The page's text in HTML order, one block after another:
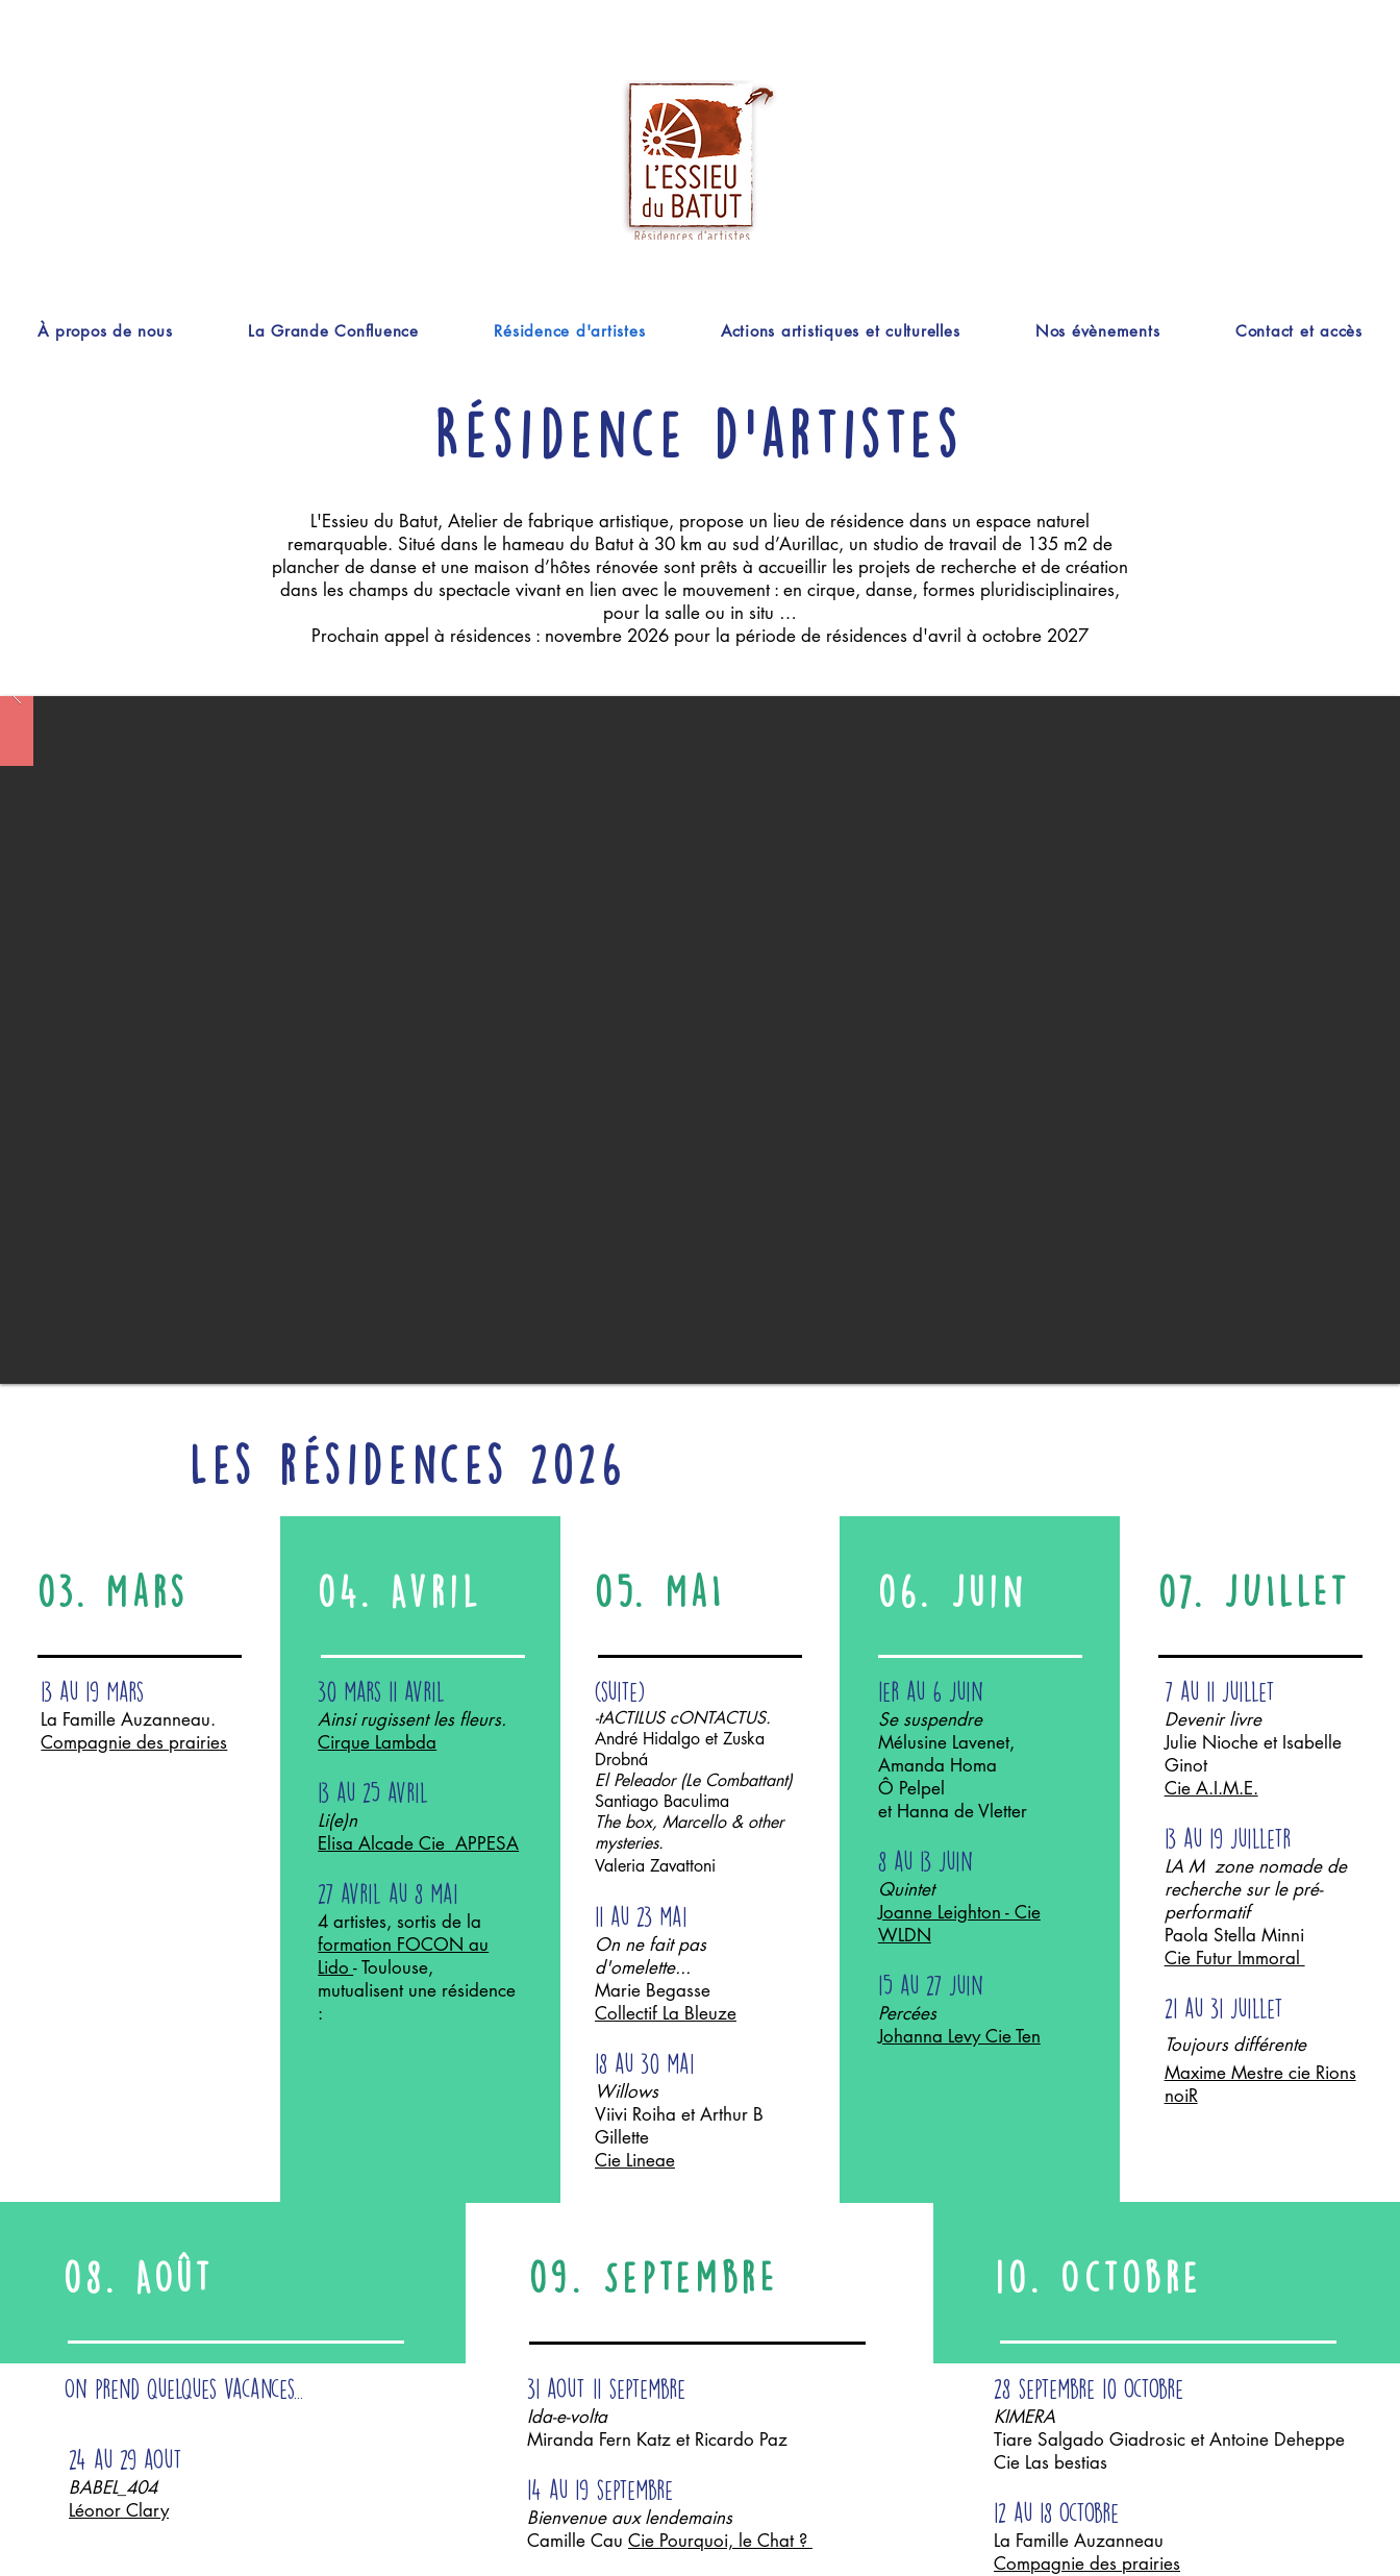
À propos de nous La Grande Confluence Résidence d'artistes Actions artistiques et culturelles Nos évènements Contact et accès
Résidence d'artistes
L'Essieu du Batut, Atelier de fabrique artistique, propose un lieu de résidence dans un espace naturel
remarquable. Situé dans le hameau du Batut à 30 km au sud d’Aurillac, un studio de travail de 135 m2 de
plancher de danse et une maison d’hôtes rénovée sont prêts à accueillir les projets de recherche et de création
dans les champs du spectacle vivant en lien avec le mouvement : en cirque, danse, formes pluridisciplinaires,
pour la salle ou in situ …
Prochain appel à résidences : novembre 2026 pour la période de résidences d'avril à octobre 2027
Les résidences 2026
03. Mars
13 au 19 Mars
La Famille Auzanneau.
Compagnie des prairies
04. Avril
30 mars 11 avril
Ainsi rugissent les fleurs.
Cirque Lambda
13 au 25 avril
Li(e)n
Elisa Alcade Cie APPESA
27 avril au 8 mai
4 artistes, sortis de la
formation FOCON au
Lido- Toulouse,
mutualisent une résidence
:
05. MaI
​(suite)
-tACTILUS cONTACTUS.
André Hidalgo et Zuska
Drobná
El Peleador (Le Combattant)
Santiago Baculima
The box, Marcello & other
mysteries.
​Valeria Zavattoni
11 au 23 mai
On ne fait pas
d'omelette...
Marie Begasse
Collectif La Bleuze
18 au 30 mai
Willows
Viivi Roiha et Arthur B
Gillette
Cie Lineae
06. Juin
1er au 6 juin
Se suspendre
Mélusine Lavenet,
Amanda Homa
​Ô Pelpel​
et Hanna de Vletter
8 au 13 juin
Quintet
Joanne Leighton - Cie
WLDN
15 au 27 juin
Percées
Johanna Levy Cie Ten
07. JUILLET
7 au 11 juillet
Devenir livre
Julie Nioche et Isabelle
Ginot
Cie A.I.M.E.
13 au 19 juilletr
LA M zone nomade de
recherche sur le pré-
performatif
Paola Stella Minni
Cie Futur Immoral
21 au 31 juillet
Toujours différente
Maxime Mestre cie Rions
noiR
08. AOût 09. SeptembrE 10. Octobre
On prend quelques vacances...
24 au 29 aout
BABEL_404
Léonor Clary
31 aout 11 septembre
Ida-e-volta
Miranda Fern Katz et Ricardo Paz
14 au 19 septembre
Bienvenue aux lendemains
Camille Cau Cie Pourquoi, le Chat ?
28 septembre 10 octobre
KIMERA
Tiare Salgado Giadrosic et Antoine Deheppe
Cie Las bestias
12 au 18 octobre
La Famille Auzanneau
Compagnie des prairies